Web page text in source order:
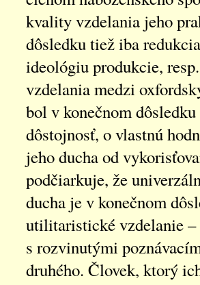
kvality vzdelania jeho
dôsledku tiež iba
ideológiu produkcie,
vzdelania medzi
bol v konečnom
dôstojnosť, o vlastnú
jeho ducha od
podčiarkuje, že
ducha je v konečnom
utilitaristické vzdelanie –
s rozvinutými
druhého. Človek, ktorý